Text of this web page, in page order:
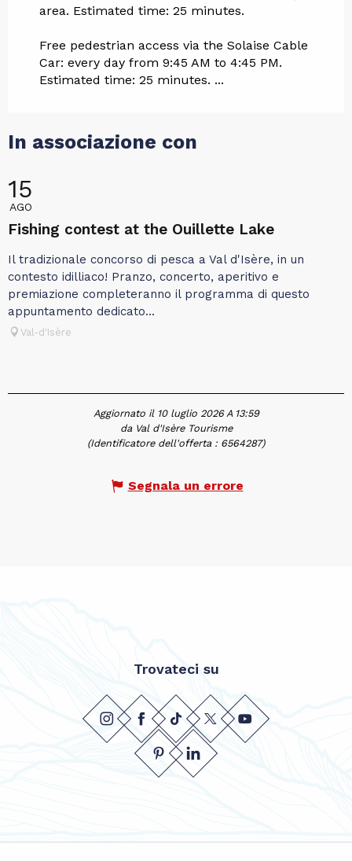
area. Estimated time: 25 minutes.
Free pedestrian access via the Solaise Cable
Car: every day from 9:45 AM to 4:45 PM.
Estimated time: 25 minutes. ...
In associazione con
15
AGO
Fishing contest at the Ouillette Lake
Il tradizionale concorso di pesca a Val d'Isère, in un
contesto idilliaco! Pranzo, concerto, aperitivo e
premiazione completeranno il programma di questo
appuntamento dedicato...
Val-d'Isère
Aggiornato il 10 luglio 2026 A 13:59
da Val d'Isère Tourisme
(Identificatore dell'offerta : 6564287)
Segnala un errore
Trovateci su